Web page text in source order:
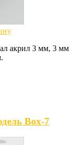
акрил 3 мм, 3 мм
Box-7